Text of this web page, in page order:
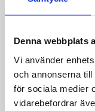
Denna webbplats
Vi använder
och annonserna
för sociala medier
vidarebefordrar
Tar bort
Dosera
är
Toalettanken